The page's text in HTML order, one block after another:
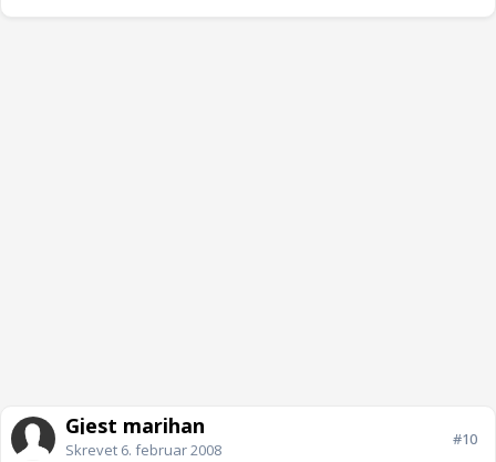
Gjest marihan
Skrevet 6. februar 2008
#10